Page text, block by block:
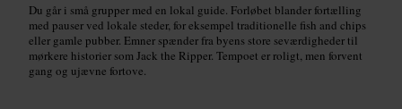
Du går i små grupper med en lokal guide. Forløbet blander fortælling
med pauser ved lokale steder, for eksempel traditionelle fish and chips
eller gamle pubber. Emner spænder fra byens store seværdigheder til
mørkere historier som Jack the Ripper. Tempoet er roligt, men forvent
gang og ujævne fortove.